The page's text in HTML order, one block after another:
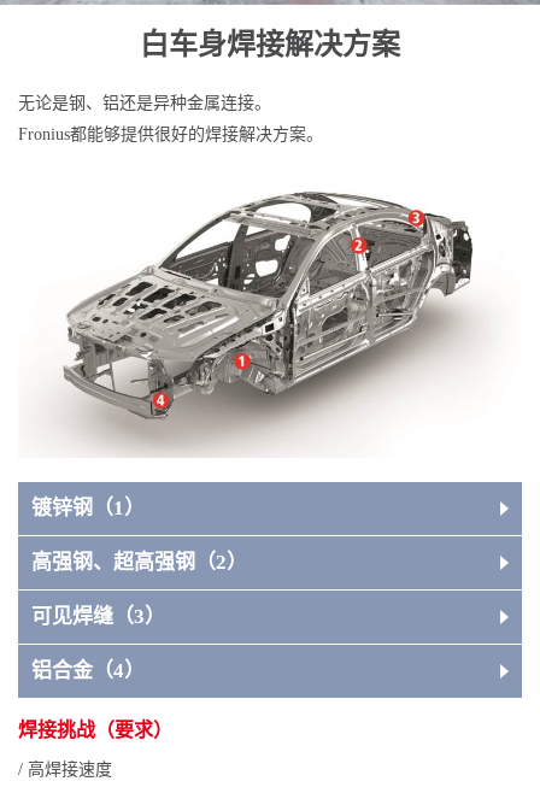
适用于汽车行业的产品推荐
白车身焊接解决方案
无论是钢、铝还是异种金属连接。
Fronius都能够提供很好的焊接解决方案。
镀锌钢（1）
高强钢、超高强钢（2）
可见焊缝（3）
铝合金（4）
焊接挑战（要求）
/ 高焊接速度